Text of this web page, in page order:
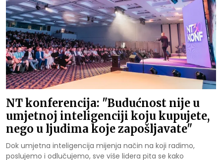
NT konferencija: "Budućnost nije u
umjetnoj inteligenciji koju kupujete,
nego u ljudima koje zapošljavate"
Dok umjetna inteligencija mijenja način na koji radimo,
poslujemo i odlučujemo, sve više lidera pita se kako